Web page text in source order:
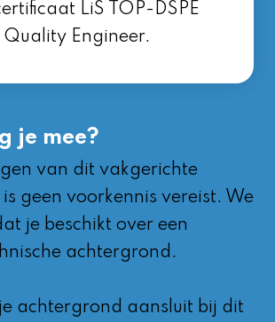
LiS TOP-DSPE
Quality Engineer.
je mee?
van dit vakgerichte
geen voorkennis vereist. We
je beschikt over een
achtergrond.
achtergrond aansluit bij dit